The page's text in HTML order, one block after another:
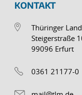
KONTAKT
Thüringer
Steigerstraße
99096 Erfurt
0361 21177-0